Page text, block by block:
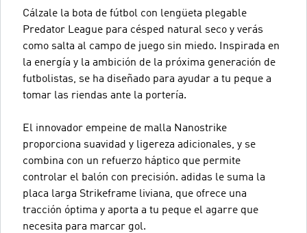
Cálzale la bota de fútbol con lengüeta plegable
Predator League para césped natural seco y verás
como salta al campo de juego sin miedo. Inspirada en
la energía y la ambición de la próxima generación de
futbolistas, se ha diseñado para ayudar a tu peque a
tomar las riendas ante la portería.
El innovador empeine de malla Nanostrike
proporciona suavidad y ligereza adicionales, y se
combina con un refuerzo háptico que permite
controlar el balón con precisión. adidas le suma la
placa larga Strikeframe liviana, que ofrece una
tracción óptima y aporta a tu peque el agarre que
necesita para marcar gol.